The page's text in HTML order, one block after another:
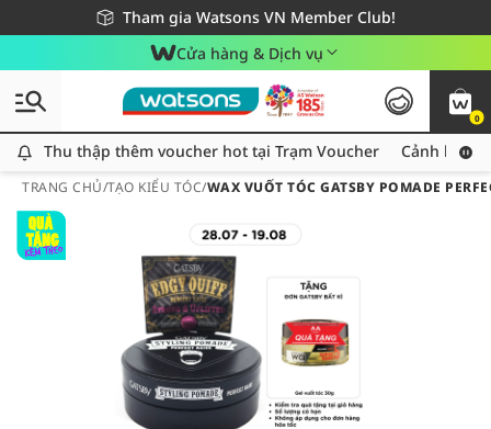
Tham gia Watsons VN Member Club!
Miễn phí giao hàng cho đơn hàng từ 249,000Đ
Giao hàng nhanh 24h - Áp dụng khu vực TP. Hồ Chí Minh
Cửa hàng & Dịch vụ
0
Thu thập thêm voucher hot tại Trạm Voucher
Thu thập thêm voucher hot tại Trạm Voucher Cảnh báo
TRANG CHỦ/TẠO KIỂU TÓC/WAX VUỐT TÓC GATSBY POMADE